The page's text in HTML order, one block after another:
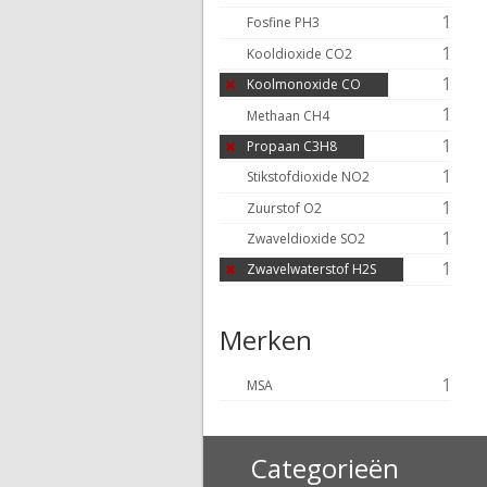
Fosfine PH3 1
Kooldioxide CO2 1
Koolmonoxide CO 1
Methaan CH4 1
Propaan C3H8 1
Stikstofdioxide NO2 1
Zuurstof O2 1
Zwaveldioxide SO2 1
Zwavelwaterstof H2S 1
Merken
MSA 1
Categorieën